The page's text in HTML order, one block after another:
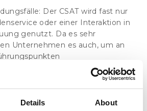
Details About
Der CSAT wird fast nur
oder einer Interaktion in
genutzt. Da es sehr
Unternehmen es auch, um an
So beispielsweise nach einem
Lieferung. Produktteams
den CSAT nutzen, um zu
Kunden motiviert oder frustriert.